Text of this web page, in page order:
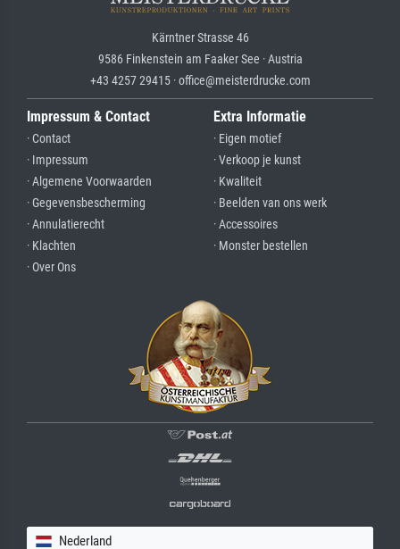
Kärntner Strasse 46
9586 Finkenstein am Faaker See · Austria
+43 4257 29415 · office@meisterdrucke.com
Impressum & Contact
· Contact
· Impressum
· Algemene Voorwaarden
· Gegevensbescherming
· Annulatierecht
· Klachten
· Over Ons
Extra Informatie
· Eigen motief
· Verkoop je kunst
· Kwaliteit
· Beelden van ons werk
· Accessoires
· Monster bestellen
Nederland